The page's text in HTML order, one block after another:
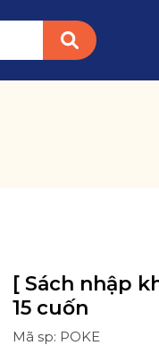
[ Sách nhập
15 cuốn
Mã sp: POKE